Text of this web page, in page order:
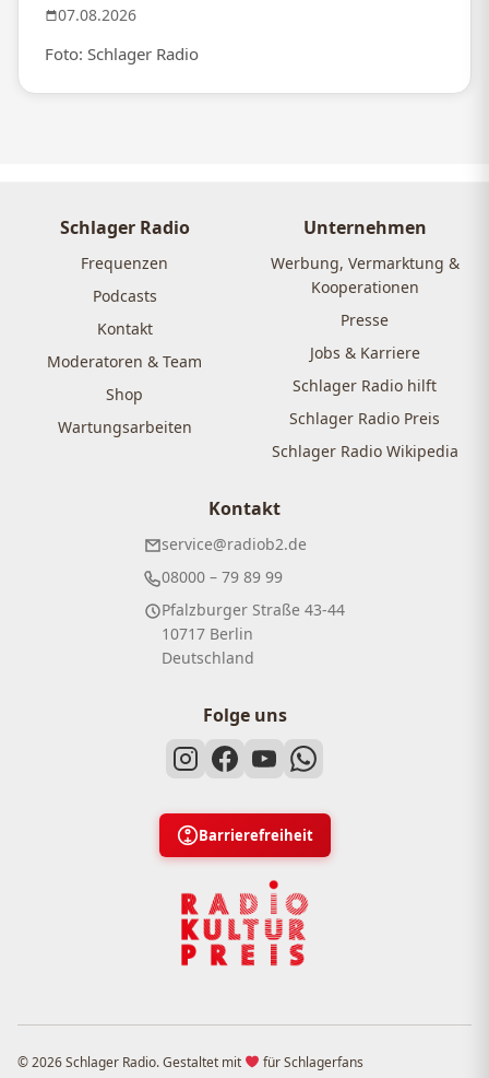
07.08.2026
Foto: Schlager Radio
Schlager Radio
Frequenzen
Podcasts
Kontakt
Moderatoren & Team
Shop
Wartungsarbeiten
Unternehmen
Werbung, Vermarktung &
Kooperationen
Presse
Jobs & Karriere
Schlager Radio hilft
Schlager Radio Preis
Schlager Radio Wikipedia
Kontakt
service@radiob2.de
08000 – 79 89 99
Pfalzburger Straße 43-44
10717 Berlin
Deutschland
Folge uns
Barrierefreiheit
© 2026 Schlager Radio. Gestaltet mit für Schlagerfans